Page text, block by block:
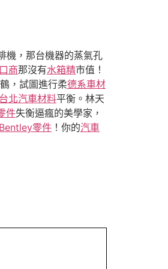
機，那台機器的蒸氣孔
商那沒有水箱精市值！
，試圖進行柔德系車材
台北汽車材料平衡。林天
件失衡逼瘋的美學家，
Bentley零件 ！你的汽車